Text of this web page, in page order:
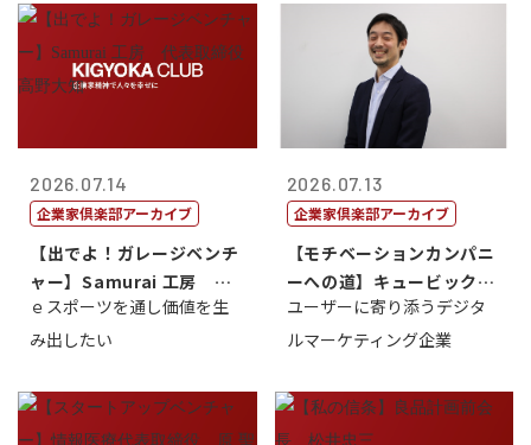
2026.07.14
企業家倶楽部アーカイブ
【出でよ！ガレージベンチ
ャー】Samurai 工房 代
表取締...
ｅスポーツを通し価値を生
み出したい
2026.07.13
企業家倶楽部アーカイブ
【モチベーションカンパニ
ーへの道】キュービック代
表取締役CE...
ユーザーに寄り添うデジタ
ルマーケティング企業